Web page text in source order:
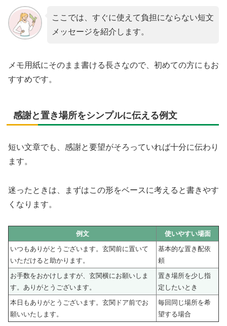
ここでは、すぐに使えて負担にならない短文
メッセージを紹介します。
メモ用紙にそのまま書ける長さなので、初めての方にもお
すすめです。
感謝と置き場所をシンプルに伝える例文
短い文章でも、感謝と要望がそろっていれば十分に伝わり
ます。
迷ったときは、まずはこの形をベースに考えると書きやす
くなります。
例文
使いやすい場面
いつもありがとうございます。玄関前に置いて
いただけると助かります。
基本的な置き配依
頼
お手数をおかけしますが、玄関横にお願いしま
す。ありがとうございます。
置き場所を少し指
定したいとき
本日もありがとうございます。玄関ドア前でお
願いいたします。
毎回同じ場所を希
望する場合